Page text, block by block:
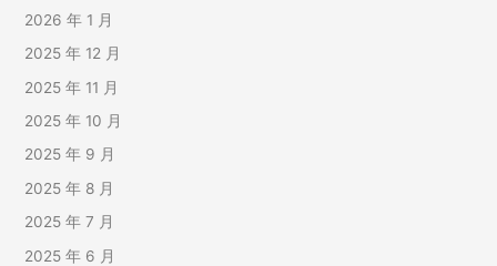
2026 年 1 月
2025 年 12 月
2025 年 11 月
2025 年 10 月
2025 年 9 月
2025 年 8 月
2025 年 7 月
2025 年 6 月